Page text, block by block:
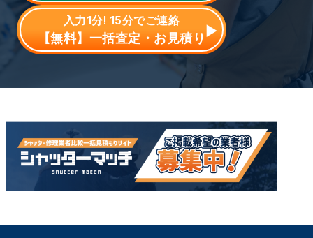
入力1分! 15分でご連絡
【無料】一括査定・お見積り